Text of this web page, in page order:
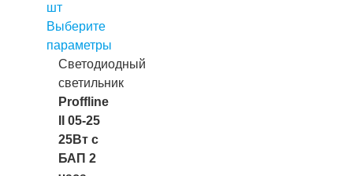
шт
Выберите
параметры
Светодиодный
светильник
Proffline
II 05-25
25Вт с
БАП 2